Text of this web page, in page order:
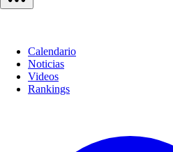
Calendario
Noticias
Videos
Rankings